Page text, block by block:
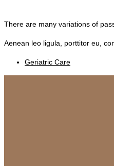
There are many variations of
Aenean leo ligula, porttitor eu,
Geriatric Care